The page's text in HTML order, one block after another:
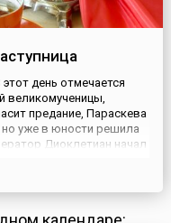
день отмечается
великомученицы,
предание, Параскева
но уже в юности решила
Диоклетиан начал